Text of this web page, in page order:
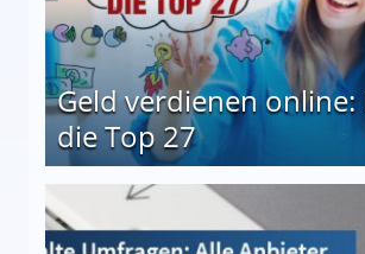
Geld verdienen online:
die Top 27